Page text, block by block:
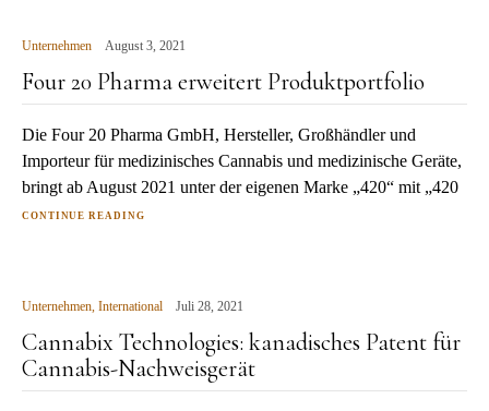
Unternehmen August 3, 2021
Four 20 Pharma erweitert Produktportfolio
Die Four 20 Pharma GmbH, Hersteller, Großhändler und
Importeur für medizinisches Cannabis und medizinische Geräte,
bringt ab August 2021 unter der eigenen Marke „420“ mit „420
CONTINUE READING
Unternehmen, International Juli 28, 2021
Cannabix Technologies: kanadisches Patent für
Cannabis-Nachweisgerät